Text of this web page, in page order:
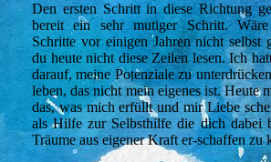
Den ersten Schritt in diese Richtung
bereit ein sehr mutiger Schritt.
Schritte vor einigen Jahren nicht selbst
du heute nicht diese Zeilen lesen. Ich
darauf, meine Potenziale zu
leben, das nicht mein eigenes ist. Heute
das, was mich erfüllt und mir Liebe
als Hilfe zur Selbsthilfe die dich dabei
Träume aus eigener Kraft er-schaffen zu